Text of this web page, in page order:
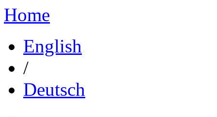
Home
English
/
Deutsch